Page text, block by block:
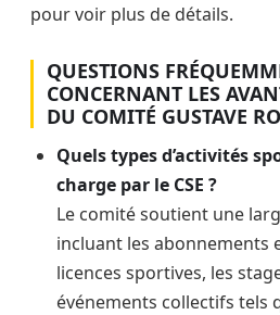
pour voir plus de détails.
QUESTIONS
CONCERNANT LES
DU COMITÉ GUSTAVE
Quels types d’activités
charge par le CSE ?
Le comité soutient une
incluant les abonnements
licences sportives, les
événements collectifs tels